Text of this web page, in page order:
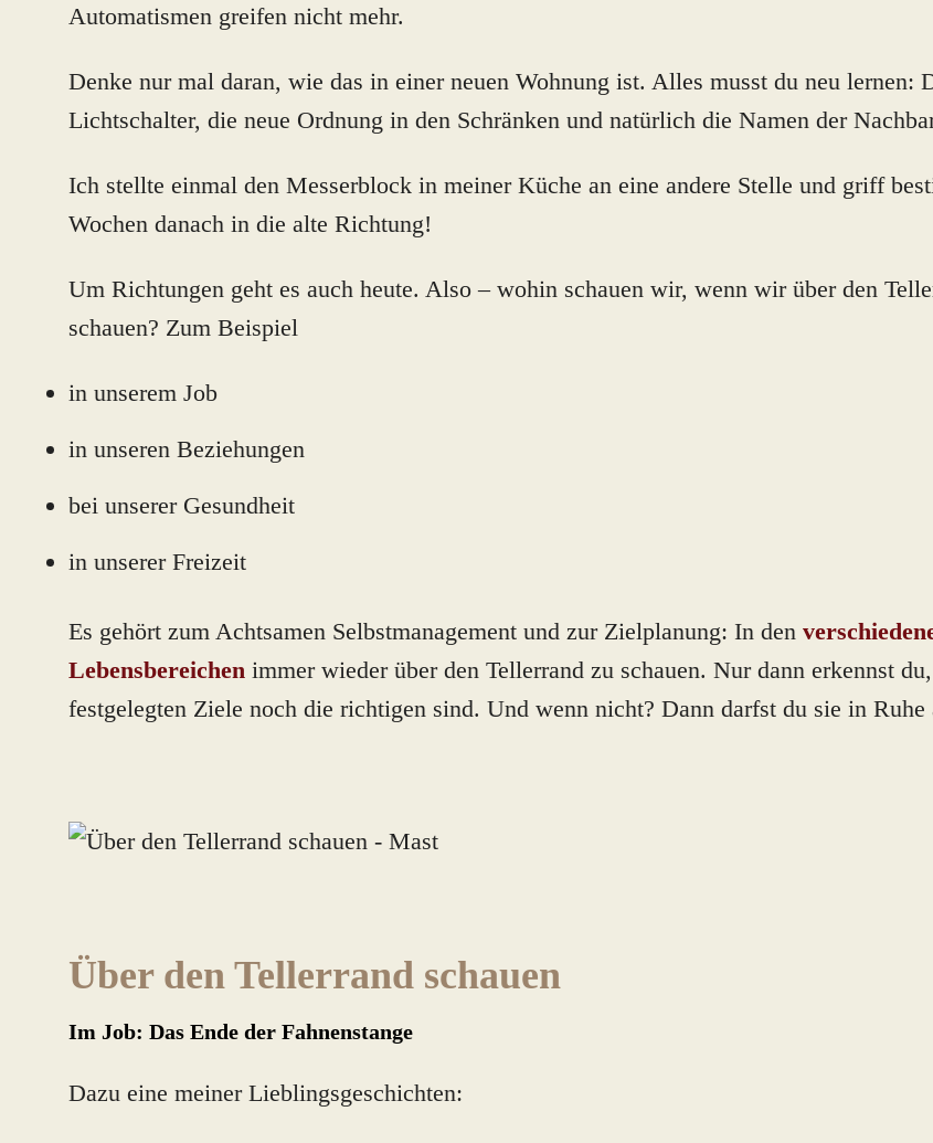
Automatismen greifen nicht mehr.
Denke nur mal daran, wie das in einer neuen Wohnung ist. Alles musst du neu lernen:
Lichtschalter, die neue Ordnung in den Schränken und natürlich die Namen der
Ich stellte einmal den Messerblock in meiner Küche an eine andere Stelle und griff
Wochen danach in die alte Richtung!
Um Richtungen geht es auch heute. Also – wohin schauen wir, wenn wir über den
schauen? Zum Beispiel
in unserem Job
in unseren Beziehungen
bei unserer Gesundheit
in unserer Freizeit
Es gehört zum Achtsamen Selbstmanagement und zur Zielplanung: In den
Lebensbereichen immer wieder über den Tellerrand zu schauen. Nur dann erkennst
festgelegten Ziele noch die richtigen sind. Und wenn nicht? Dann darfst du sie in Ruhe
Über den Tellerrand schauen
Im Job: Das Ende der Fahnenstange
Dazu eine meiner Lieblingsgeschichten: